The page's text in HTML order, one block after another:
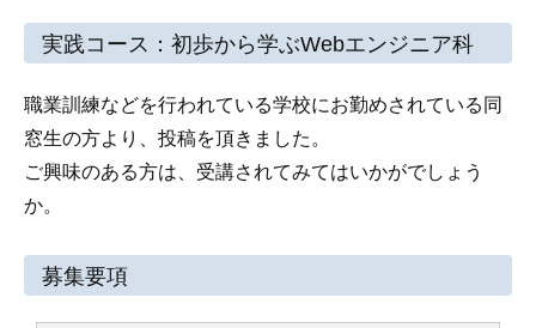
実践コース：初歩から学ぶWebエンジニア科
職業訓練などを行われている学校にお勤めされている同
窓生の方より、投稿を頂きました。
ご興味のある方は、受講されてみてはいかがでしょう
か。
募集要項